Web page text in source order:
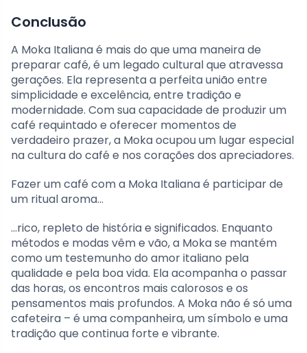
Conclusão
A Moka Italiana é mais do que uma maneira de
preparar café, é um legado cultural que atravessa
gerações. Ela representa a perfeita união entre
simplicidade e excelência, entre tradição e
modernidade. Com sua capacidade de produzir um
café requintado e oferecer momentos de
verdadeiro prazer, a Moka ocupou um lugar especial
na cultura do café e nos corações dos apreciadores.
Fazer um café com a Moka Italiana é participar de
um ritual aroma…
…rico, repleto de história e significados. Enquanto
métodos e modas vêm e vão, a Moka se mantém
como um testemunho do amor italiano pela
qualidade e pela boa vida. Ela acompanha o passar
das horas, os encontros mais calorosos e os
pensamentos mais profundos. A Moka não é só uma
cafeteira – é uma companheira, um símbolo e uma
tradição que continua forte e vibrante.